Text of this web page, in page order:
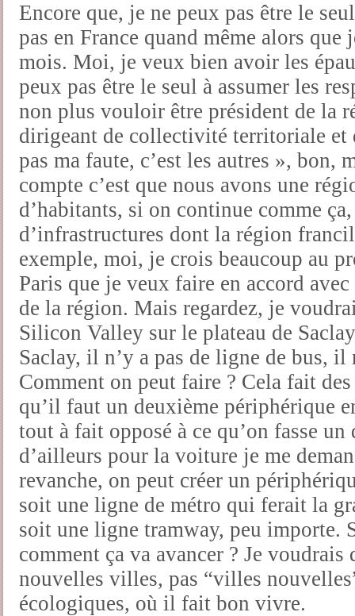
Encore que, je ne peux pas être le
pas en France quand même alors
mois. Moi, je veux bien avoir les
peux pas être le seul à assumer les
non plus vouloir être président de la
dirigeant de collectivité territoriale et
pas ma faute, c’est les autres », bon,
compte c’est que nous avons une
d’habitants, si on continue comme
d’infrastructures dont la région
exemple, moi, je crois beaucoup au
Paris que je veux faire en accord
de la région. Mais regardez, je
Silicon Valley sur le plateau de
Saclay, il n’y a pas de ligne de bus, il
Comment on peut faire ? Cela fait
qu’il faut un deuxième périphérique
tout à fait opposé à ce qu’on fasse
d’ailleurs pour la voiture je me
revanche, on peut créer un
soit une ligne de métro qui ferait la
soit une ligne tramway, peu importe.
comment ça va avancer ? Je voudrais
nouvelles villes, pas “villes
écologiques, où il fait bon vivre.